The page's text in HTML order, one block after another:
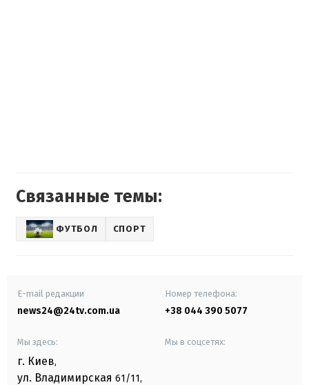
Связанные темы:
ФУТБОЛ СПОРТ
E-mail редакции
news24@24tv.com.ua
Номер телефона:
+38 044 390 5077
Мы здесь:
г. Киев,
ул. Владимирская 61/11,
Мы в соцсетях: